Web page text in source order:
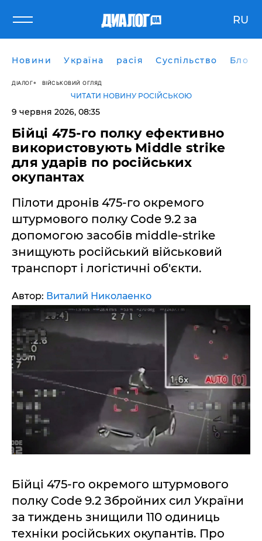
RU
Новини Україна расія Суспільство Блоги
ДІАЛОГ ВІЙСЬКОВИЙ ОГЛЯД
ЧИТАТИ НОВИНУ РОСІЙСЬКОЮ
9 червня 2026, 08:35
Бійці 475-го полку ефективно
використовують Middle strike
для ударів по російських
окупантах
Пілоти дронів 475-го окремого
штурмового полку Code 9.2 за
допомогою засобів middle-strike
знищують російський військовий
транспорт і логістичні об'єкти.
Автор: Виталий Николаенко
Бійці 475-го окремого штурмового
полку Code 9.2 Збройних сил України
за тиждень знищили 110 одиниць
техніки російських окупантів. Про